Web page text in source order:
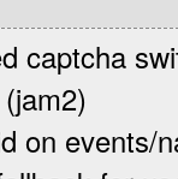
captcha
on events/